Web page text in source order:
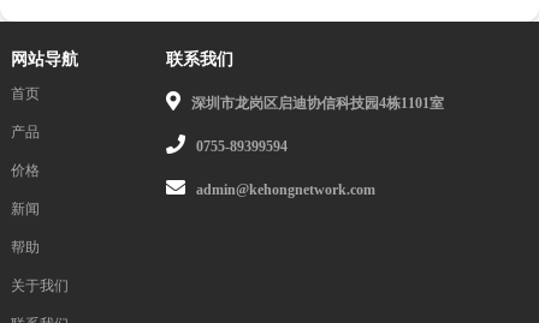
网站导航
首页
产品
价格
新闻
帮助
关于我们
联系我们
深圳市龙岗区启迪协信科技园4栋1101室
0755-89399594
admin@kehongnetwork.com